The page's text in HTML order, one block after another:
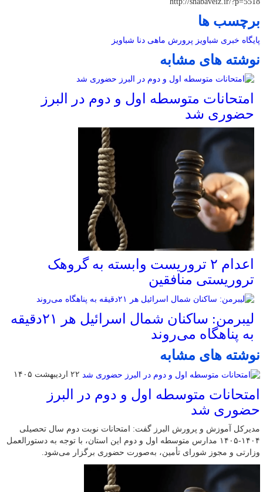
برچسب ها
پایگاه خبری شباویز پرورش ماهی دنا شباویز
نوشته های مشابه
امتحانات متوسطه اول و دوم در البرز
حضوری شد
اعدام ۲ تروریست وابسته به گروهک
تروریستی منافقین
لیبرمن: ساکنان شمال اسرائیل هر ۲۱دقیقه
به پناهگاه می‌روند
نوشته های مشابه
۲۲ اردیبهشت ۱۴۰۵
امتحانات متوسطه اول و دوم در البرز
حضوری شد
مدیرکل آموزش و پرورش البرز گفت: امتحانات نوبت دوم سال تحصیلی
۱۴۰۴-۱۴۰۵ مدارس متوسطه اول و دوم این استان، با توجه به دستورالعمل
وزارتی و مجوز شورای تأمین، به‌صورت حضوری برگزار می‌شود.